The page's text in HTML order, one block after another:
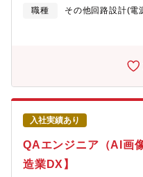
で、持続可能な運営体制の構
仕入先の現場に入り込み、
身の専門性を広げながら成長
援・活用支援・運営管理の重
知見を持ちながら、デジタル
る人材が必要です。これまで
入先と信頼関係を築きながら
得）・ネットワークアナライ
分析(光学 ＆レーザー顕微鏡/
知財調査及び特許出願＜開
グループで得たデータが、顧
め、開発の方向性を左右する
販に直結するポジションです
も、海外工場内に高周波部隊
を主に担っています。上尾工
開発を中心に担当しています
技術営業部門との折衝が多い
板を作成するため、月に1～2
職種
その他回路設計(電
入社実績あり
QAエンジニア（AI画
造業DX】